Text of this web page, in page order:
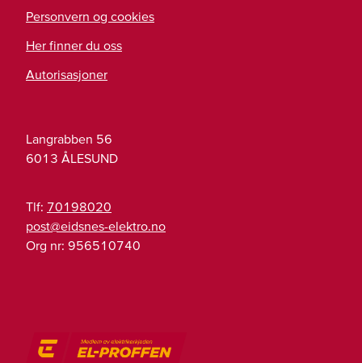
Langrabben 56
6013 ÅLESUND
Tlf: 70198020
on.ortkele-sensdie@tsop
Org nr: 956510740
Personvern og cookies
Her finner du oss
Autorisasjoner